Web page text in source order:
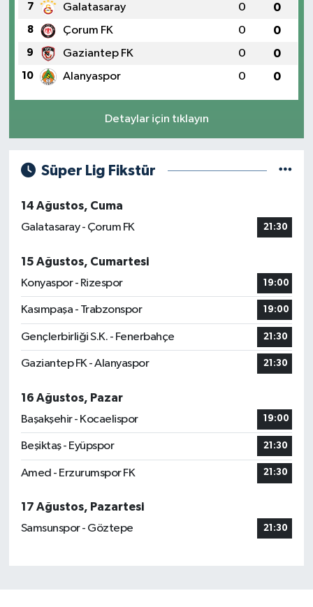
7 Galatasaray 0 0
8 Çorum FK 0 0
9 Gaziantep FK 0 0
10 Alanyaspor 0 0
Detaylar için tıklayın
Süper Lig Fikstür
14 Ağustos, Cuma
Galatasaray - Çorum FK
21:30
15 Ağustos, Cumartesi
Konyaspor - Rizespor
19:00
Kasımpaşa - Trabzonspor 19:00
Gençlerbirliği S.K. - Fenerbahçe 21:30
Gaziantep FK - Alanyaspor 21:30
16 Ağustos, Pazar
Başakşehir - Kocaelispor
19:00
Beşiktaş - Eyüpspor 21:30
Amed - Erzurumspor FK 21:30
17 Ağustos, Pazartesi
Samsunspor - Göztepe
21:30